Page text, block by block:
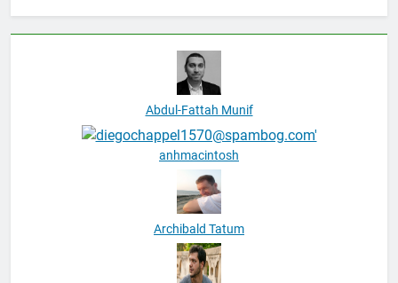
Abdul-Fattah Munif
anhmacintosh
Archibald Tatum